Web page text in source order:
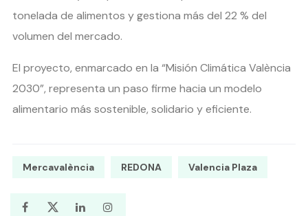
tonelada de alimentos y gestiona más del 22 % del
volumen del mercado.
El proyecto, enmarcado en la “Misión Climática València
2030”, representa un paso firme hacia un modelo
alimentario más sostenible, solidario y eficiente.
Mercavalència REDONA Valencia Plaza